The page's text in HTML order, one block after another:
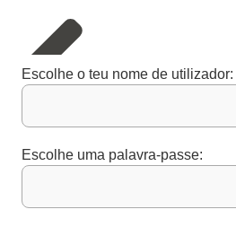
Escolhe o teu nome de utilizador:
Escolhe uma palavra-passe: